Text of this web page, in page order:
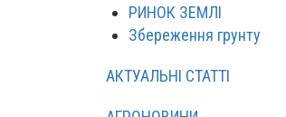
РИНОК ЗЕМЛІ
Збереження грунту
АКТУАЛЬНІ СТАТТІ